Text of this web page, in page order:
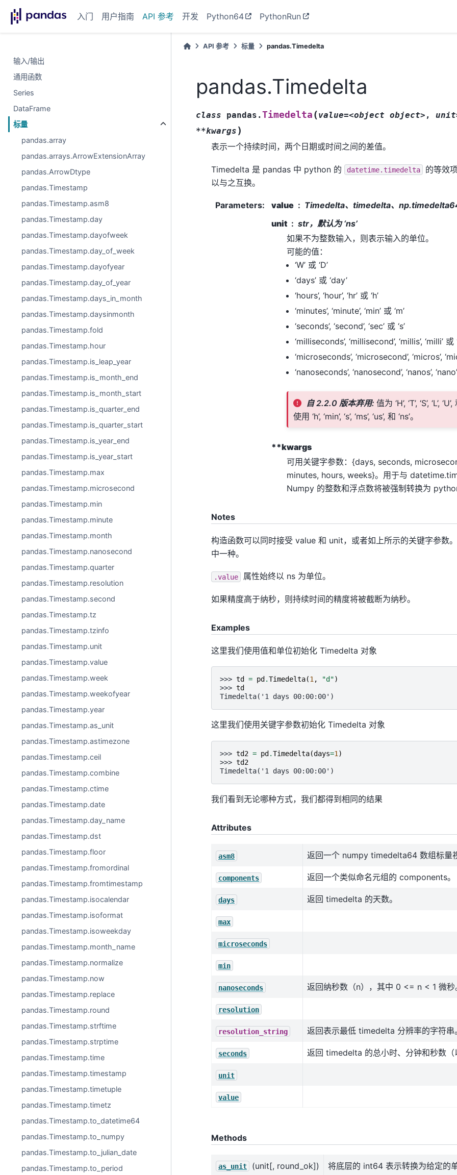
入门 用户指南 API 参考 开发 Python64 PythonRun
输入/输出
通用函数
Series
DataFrame
标量
pandas.array
pandas.arrays.ArrowExtensionArray
pandas.ArrowDtype
pandas.Timestamp
pandas.Timestamp.asm8
pandas.Timestamp.day
pandas.Timestamp.dayofweek
pandas.Timestamp.day_of_week
pandas.Timestamp.dayofyear
pandas.Timestamp.day_of_year
pandas.Timestamp.days_in_month
pandas.Timestamp.daysinmonth
pandas.Timestamp.fold
pandas.Timestamp.hour
pandas.Timestamp.is_leap_year
pandas.Timestamp.is_month_end
pandas.Timestamp.is_month_start
pandas.Timestamp.is_quarter_end
pandas.Timestamp.is_quarter_start
pandas.Timestamp.is_year_end
pandas.Timestamp.is_year_start
pandas.Timestamp.max
pandas.Timestamp.microsecond
pandas.Timestamp.min
pandas.Timestamp.minute
pandas.Timestamp.month
pandas.Timestamp.nanosecond
pandas.Timestamp.quarter
pandas.Timestamp.resolution
pandas.Timestamp.second
pandas.Timestamp.tz
pandas.Timestamp.tzinfo
pandas.Timestamp.unit
pandas.Timestamp.value
pandas.Timestamp.week
pandas.Timestamp.weekofyear
pandas.Timestamp.year
pandas.Timestamp.as_unit
pandas.Timestamp.astimezone
pandas.Timestamp.ceil
pandas.Timestamp.combine
pandas.Timestamp.ctime
pandas.Timestamp.date
pandas.Timestamp.day_name
pandas.Timestamp.dst
pandas.Timestamp.floor
pandas.Timestamp.fromordinal
pandas.Timestamp.fromtimestamp
pandas.Timestamp.isocalendar
pandas.Timestamp.isoformat
pandas.Timestamp.isoweekday
pandas.Timestamp.month_name
pandas.Timestamp.normalize
pandas.Timestamp.now
pandas.Timestamp.replace
pandas.Timestamp.round
pandas.Timestamp.strftime
pandas.Timestamp.strptime
pandas.Timestamp.time
pandas.Timestamp.timestamp
pandas.Timestamp.timetuple
pandas.Timestamp.timetz
pandas.Timestamp.to_datetime64
pandas.Timestamp.to_numpy
pandas.Timestamp.to_julian_date
pandas.Timestamp.to_period
API 参考 标量 pandas.Timedelta
pandas.Timedelta
class pandas.Timedelta (value=<object object> ,
**kwargs )
表示一个持续时间，两个日期或时间之间的差值。
Timedelta 是 pandas 中 python 的 datetime.timedelta
的等效
以与之互换。
Parameters: value
Timedelta、timedelta、
unit
str，默认为 ‘ns’
如果不为整数输入，则表示输入的单位。
可能的值：
‘W’ 或 ‘D’
‘days’ 或 ‘day’
‘hours’, ‘hour’, ‘hr’ 或 ‘h’
‘minutes’, ‘minute’, ‘min’ 或 ‘m’
‘seconds’, ‘second’, ‘sec’ 或 ‘s’
‘milliseconds’, ‘millisecond’, ‘millis’, ‘milli’ 或
‘microseconds’, ‘microsecond’, ‘micros’,
‘nanoseconds’, ‘nanosecond’, ‘nanos’,
自 2.2.0 版本弃用:值为 ‘H’, ‘T’, ‘S’, ‘L’,
使用 ‘h’, ‘min’, ‘s’, ‘ms’, ‘us’, 和 ‘ns’。
**kwargs
可用关键字参数：{days, seconds,
minutes, hours, weeks}。用于与
Numpy 的整数和浮点数将被强制转换为
Notes
构造函数可以同时接受 value 和 unit，或者如上所示的关键字参数
中一种。
.value 属性始终以 ns 为单位。
如果精度高于纳秒，则持续时间的精度将被截断为纳秒。
Examples
这里我们使用值和单位初始化 Timedelta 对象
>>> td = pd .Timedelta(1, "d")
>>> td
Timedelta('1 days 00:00:00')
这里我们使用关键字参数初始化 Timedelta 对象
>>> td2 = pd .Timedelta(days=1 )
>>> td2
Timedelta('1 days 00:00:00')
我们看到无论哪种方式，我们都得到相同的结果
Attributes
asm8 返回一个 numpy timedelta64 数组标量
components 返回一个类似命名元组的 components。
days 返回 timedelta 的天数。
max
microseconds
min
nanoseconds 返回纳秒数（n），其中 0 <= n < 1 微秒
resolution
resolution_string 返回表示最低 timedelta 分辨率的字符串
seconds 返回 timedelta 的总小时、分钟和秒数（
unit
value
Methods
as_unit (unit[, round_ok]) 将底层的 int64 表示转换为给定的